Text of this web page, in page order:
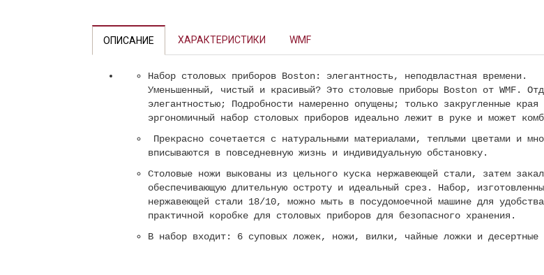
ОПИСАНИЕ ХАРАКТЕРИСТИКИ WMF
Набор столовых приборов Boston: элегантность, неподвластная времени.
Уменьшенный, чистый и красивый? Это столовые приборы Boston от WMF.
элегантностью; Подробности намеренно опущены; только закругленные
эргономичный набор столовых приборов идеально лежит в руке и может
Прекрасно сочетается с натуральными материалами, теплыми цветами и
вписываются в повседневную жизнь и индивидуальную обстановку.
Столовые ножи выкованы из цельного куска нержавеющей стали, затем
обеспечивающую длительную остроту и идеальный срез. Набор,
нержавеющей стали 18/10, можно мыть в посудомоечной машине для
практичной коробке для столовых приборов для безопасного хранения.
В набор входит: 6 суповых ложек, ножи, вилки, чайные ложки и десертные